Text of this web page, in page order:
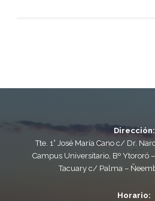
Dirección:
Tte. 1° José María Cano c/ Dr.
Campus Universitario, Bº Ytororó
Tacuary c/ Palma –
Horario: